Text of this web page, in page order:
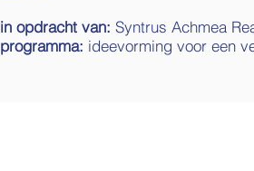
in opdracht van: Syntrus Achmea
programma: ideevorming voor een